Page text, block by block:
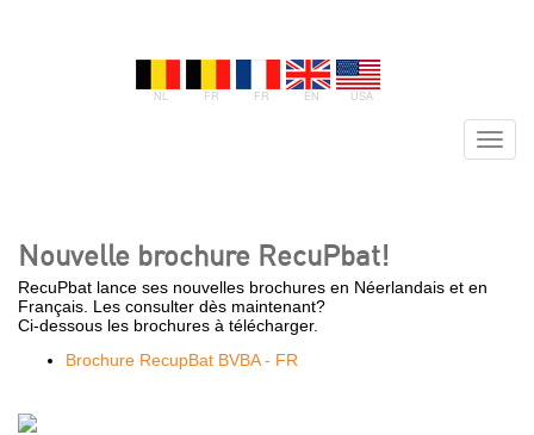
NL FR FR EN USA
Toggle
Nouvelle brochure RecuPbat!
RecuPbat lance ses nouvelles brochures en Néerlandais et en
Français. Les consulter dès maintenant?
Ci-dessous les brochures à télécharger.
Brochure RecupBat BVBA - FR